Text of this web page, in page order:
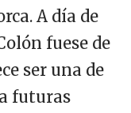
A día de
fuese de
ser una de
futuras